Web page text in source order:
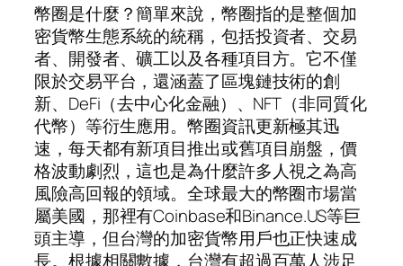
幣圈是什麼？簡單來說，幣圈指的是整個加
密貨幣生態系統的統稱，包括投資者、交易
者、開發者、礦工以及各種項目方。它不僅
限於交易平台，還涵蓋了區塊鏈技術的創
新、DeFi（去中心化金融）、NFT（非同質化
代幣）等衍生應用。幣圈資訊更新極其迅
速，每天都有新項目推出或舊項目崩盤，價
格波動劇烈，這也是為什麼許多人視之為高
風險高回報的領域。全球最大的幣圈市場當
屬美國，那裡有Coinbase和Binance.US等巨
頭主導，但台灣的加密貨幣用戶也正快速成
長。根據相關數據，台灣有超過百萬人涉足